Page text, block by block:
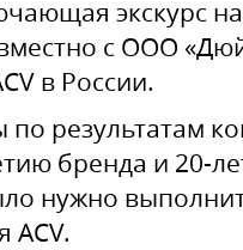
экскурс
с ООО
в России.
результатам
бренда и 20-
нужно
ACV.